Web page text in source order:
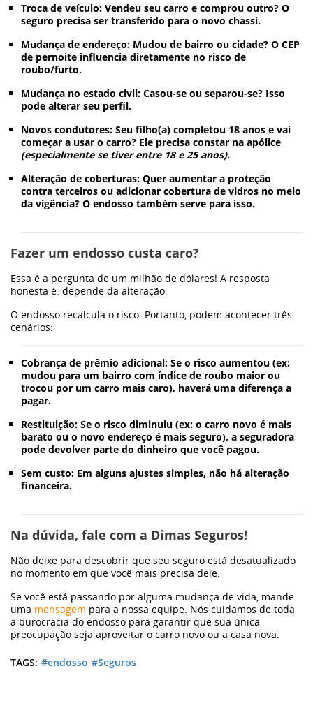
Bronco
Caminhões
Blog
Post
melhores-3
Troca de veículo: Vendeu seu carro e comprou outro? O
seguro precisa ser transferido para o novo chassi.
Mudança de endereço: Mudou de bairro ou cidade? O CEP
de pernoite influencia diretamente no risco de
roubo/furto.
Mudança no estado civil: Casou-se ou separou-se? Isso
pode alterar seu perfil.
Novos condutores: Seu filho(a) completou 18 anos e vai
começar a usar o carro? Ele precisa constar na apólice
(especialmente se tiver entre 18 e 25 anos).
Alteração de coberturas: Quer aumentar a proteção
contra terceiros ou adicionar cobertura de vidros no meio
da vigência? O endosso também serve para isso.
Fazer um endosso custa caro?
Essa é a pergunta de um milhão de dólares! A resposta
honesta é: depende da alteração.
O endosso recalcula o risco. Portanto, podem acontecer três
cenários:
Cobrança de prêmio adicional: Se o risco aumentou (ex:
mudou para um bairro com índice de roubo maior ou
trocou por um carro mais caro), haverá uma diferença a
pagar.
Restituição: Se o risco diminuiu (ex: o carro novo é mais
barato ou o novo endereço é mais seguro), a seguradora
pode devolver parte do dinheiro que você pagou.
Sem custo: Em alguns ajustes simples, não há alteração
financeira.
Na dúvida, fale com a Dimas Seguros!
Não deixe para descobrir que seu seguro está desatualizado
no momento em que você mais precisa dele.
Se você está passando por alguma mudança de vida, mande
uma mensagem para a nossa equipe. Nós cuidamos de toda
a burocracia do endosso para garantir que sua única
preocupação seja aproveitar o carro novo ou a casa nova.
TAGS: #endosso #Seguros